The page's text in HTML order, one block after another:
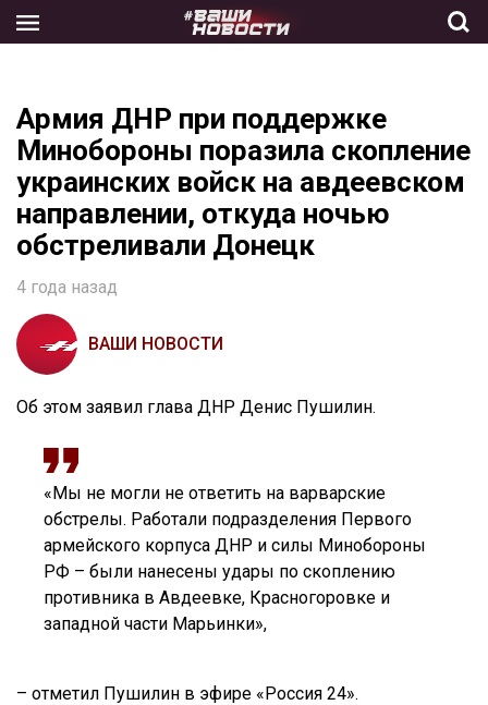
the
Армия ДНР при поддержке
Минобороны поразила скопление
украинских войск на авдеевском
направлении, откуда ночью
обстреливали Донецк
4 года назад
ВАШИ НОВОСТИ
Об этом заявил глава ДНР Денис Пушилин.
«Мы не могли не ответить на варварские
обстрелы. Работали подразделения Первого
армейского корпуса ДНР и силы Минобороны
РФ – были нанесены удары по скоплению
противника в Авдеевке, Красногоровке и
западной части Марьинки»,
– отметил Пушилин в эфире «Россия 24».